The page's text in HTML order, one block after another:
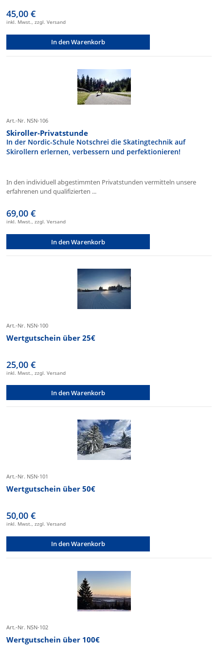
45,00 €
inkl. Mwst., zzgl. Versand
In den Warenkorb
Art.-Nr. NSN-106
Skiroller-Privatstunde
In der Nordic-Schule Notschrei die Skatingtechnik auf
Skirollern erlernen, verbessern und perfektionieren!
In den individuell abgestimmten Privatstunden vermitteln unsere
erfahrenen und qualifizierten ...
69,00 €
inkl. Mwst., zzgl. Versand
In den Warenkorb
Art.-Nr. NSN-100
Wertgutschein über 25€
25,00 €
inkl. Mwst., zzgl. Versand
In den Warenkorb
Art.-Nr. NSN-101
Wertgutschein über 50€
50,00 €
inkl. Mwst., zzgl. Versand
In den Warenkorb
Art.-Nr. NSN-102
Wertgutschein über 100€